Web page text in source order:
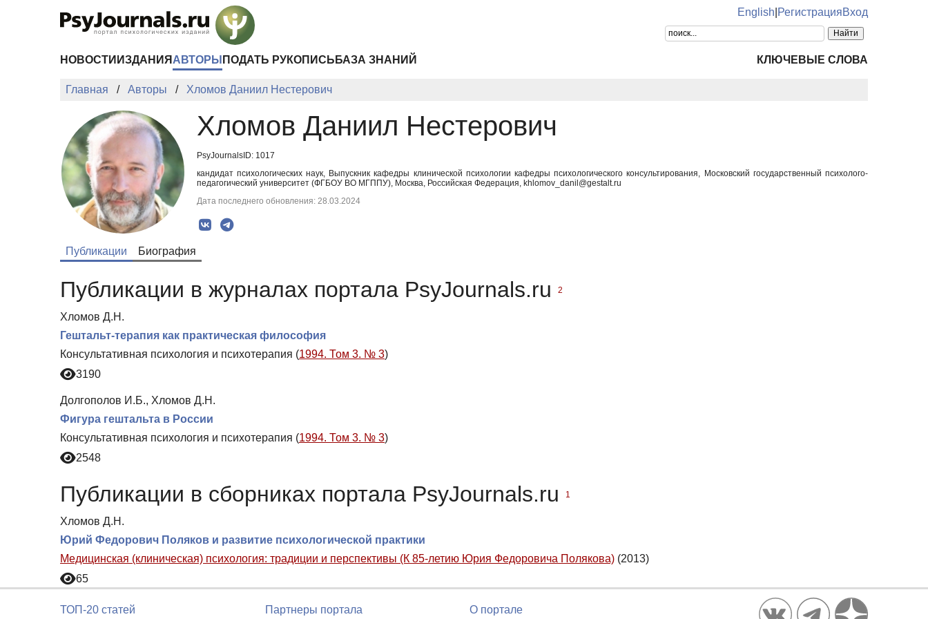
English РегистрацияВход
НОВОСТИ ИЗДАНИЯ АВТОРЫ ПОДАТЬ РУКОПИСЬ БАЗА ЗНАНИЙ КЛЮЧЕВЫЕ СЛОВА
Главная Авторы Хломов Даниил Нестерович
Хломов Даниил Нестерович
PsyJournalsID: 1017
кандидат психологических наук, Выпускник кафедры клинической психологии кафедры психологического консультирования, Московский государственный психолого-
педагогический университет (ФГБОУ ВО МГППУ), Москва, Российская Федерация, khlomov_danil@gestalt.ru
Дата последнего обновления: 28.03.2024
Публикации Биография
Публикации в журналах портала PsyJournals.ru 2
Хломов Д.Н.
Гештальт-терапия как практическая философия
Консультативная психология и психотерапия (1994. Том 3. № 3)
3190
Долгополов И.Б., Хломов Д.Н.
Фигура гештальта в России
Консультативная психология и психотерапия (1994. Том 3. № 3)
2548
Публикации в сборниках портала PsyJournals.ru 1
Хломов Д.Н.
Юрий Федорович Поляков и развитие психологической практики
Медицинская (клиническая) психология: традиции и перспективы (К 85-летию Юрия Федоровича Полякова) (2013)
65
ТОП-20 статей Партнеры портала О портале